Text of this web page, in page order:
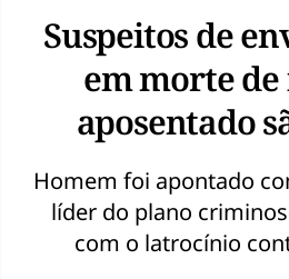
Suspeitos de
em morte
aposentado
Homem foi apontado
líder do plano
com o latrocínio